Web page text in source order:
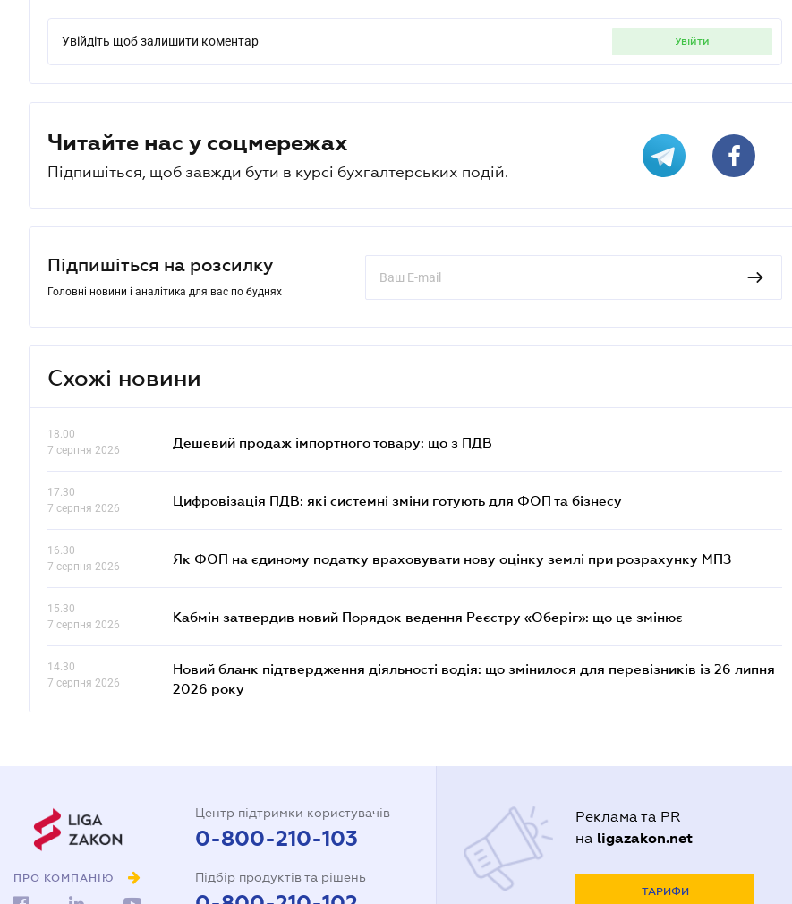
Увійдіть щоб залишити коментар увійти
Читайте нас у соцмережах
Підпишіться, щоб завжди бути в курсі бухгалтерських подій.
Підпишіться на розсилку
Головні новини і аналітика для вас по буднях
Схожі новини
18.00
7 серпня 2026
Дешевий продаж імпортного товару: що з ПДВ
17.30
7 серпня 2026
Цифровізація ПДВ: які системні зміни готують для ФОП та бізнесу
16.30
7 серпня 2026
Як ФОП на єдиному податку враховувати нову оцінку землі при розрахунку МПЗ
15.30
7 серпня 2026
Кабмін затвердив новий Порядок ведення Реєстру «Оберіг»: що це змінює
14.30
7 серпня 2026
Новий бланк підтвердження діяльності водія: що змінилося для перевізників із 26 липня
2026 року
ПРО КОМПАНІЮ
Центр підтримки користувачів
0-800-210-103
Підбір продуктів та рішень
Реклама та PR
на ligazakon.net
ТАРИФИ